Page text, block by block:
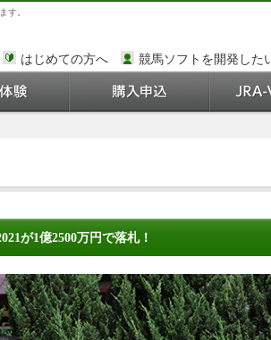
す。
はじめての方へ 競馬ソフトを開発した
が1億2500万円で落札！